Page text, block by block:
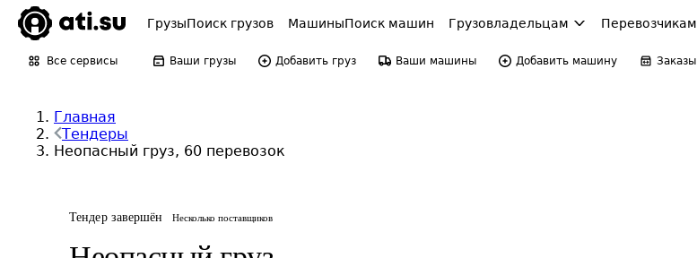
ГрузыПоиск грузов МашиныПоиск машин Грузовладельцам Перевозчикам
Все сервисы Ваши грузы Добавить груз Ваши машины Добавить машину Заказы
Главная
Тендеры
Неопасный груз, 60 перевозок
Тендер завершён Несколько поставщиков